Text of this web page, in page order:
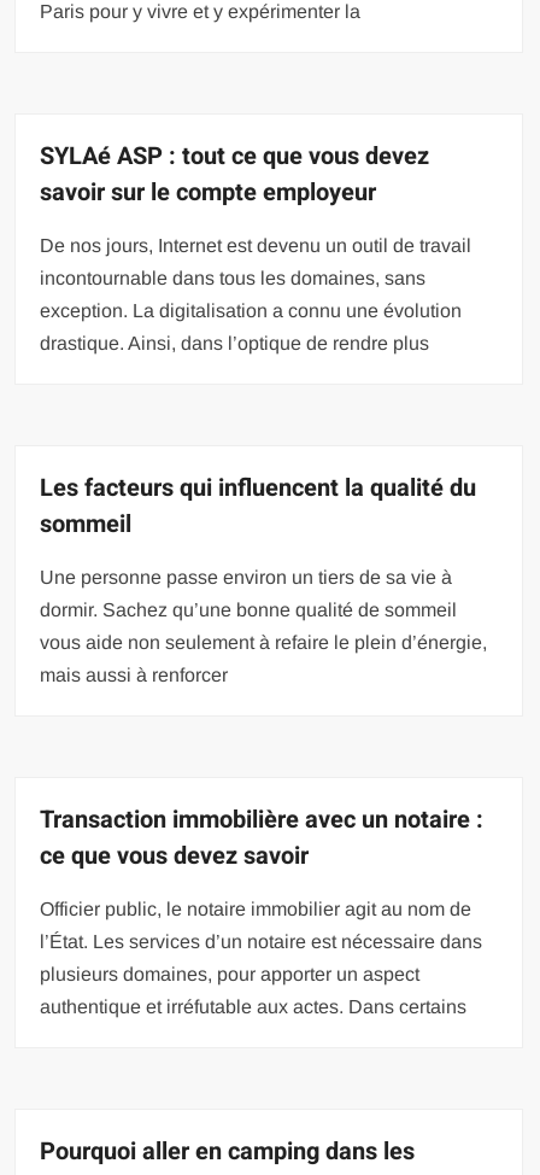
Paris pour y vivre et y expérimenter la
SYLAé ASP : tout ce que vous devez
savoir sur le compte employeur
De nos jours, Internet est devenu un outil de travail
incontournable dans tous les domaines, sans
exception. La digitalisation a connu une évolution
drastique. Ainsi, dans l’optique de rendre plus
Les facteurs qui influencent la qualité du
sommeil
Une personne passe environ un tiers de sa vie à
dormir. Sachez qu’une bonne qualité de sommeil
vous aide non seulement à refaire le plein d’énergie,
mais aussi à renforcer
Transaction immobilière avec un notaire :
ce que vous devez savoir
Officier public, le notaire immobilier agit au nom de
l’État. Les services d’un notaire est nécessaire dans
plusieurs domaines, pour apporter un aspect
authentique et irréfutable aux actes. Dans certains
Pourquoi aller en camping dans les